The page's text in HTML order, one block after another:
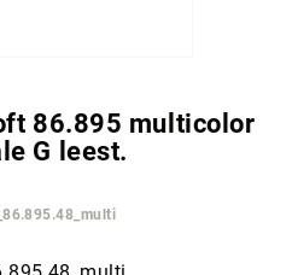
86.895 multicolor
G leest.